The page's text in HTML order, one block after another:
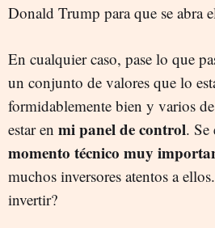
Donald Trump para que se abra
En cualquier caso, pase lo que
un conjunto de valores que lo
formidablemente bien y varios
estar en mi panel de control. Se
momento técnico muy
muchos inversores atentos a
invertir?